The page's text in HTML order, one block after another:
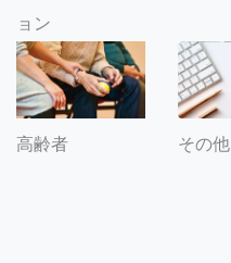
ョン
高齢者 その他